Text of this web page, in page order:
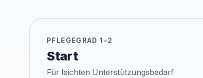
PFLEGEGRAD 1–2
Start
Für leichten Unterstützungsbedarf